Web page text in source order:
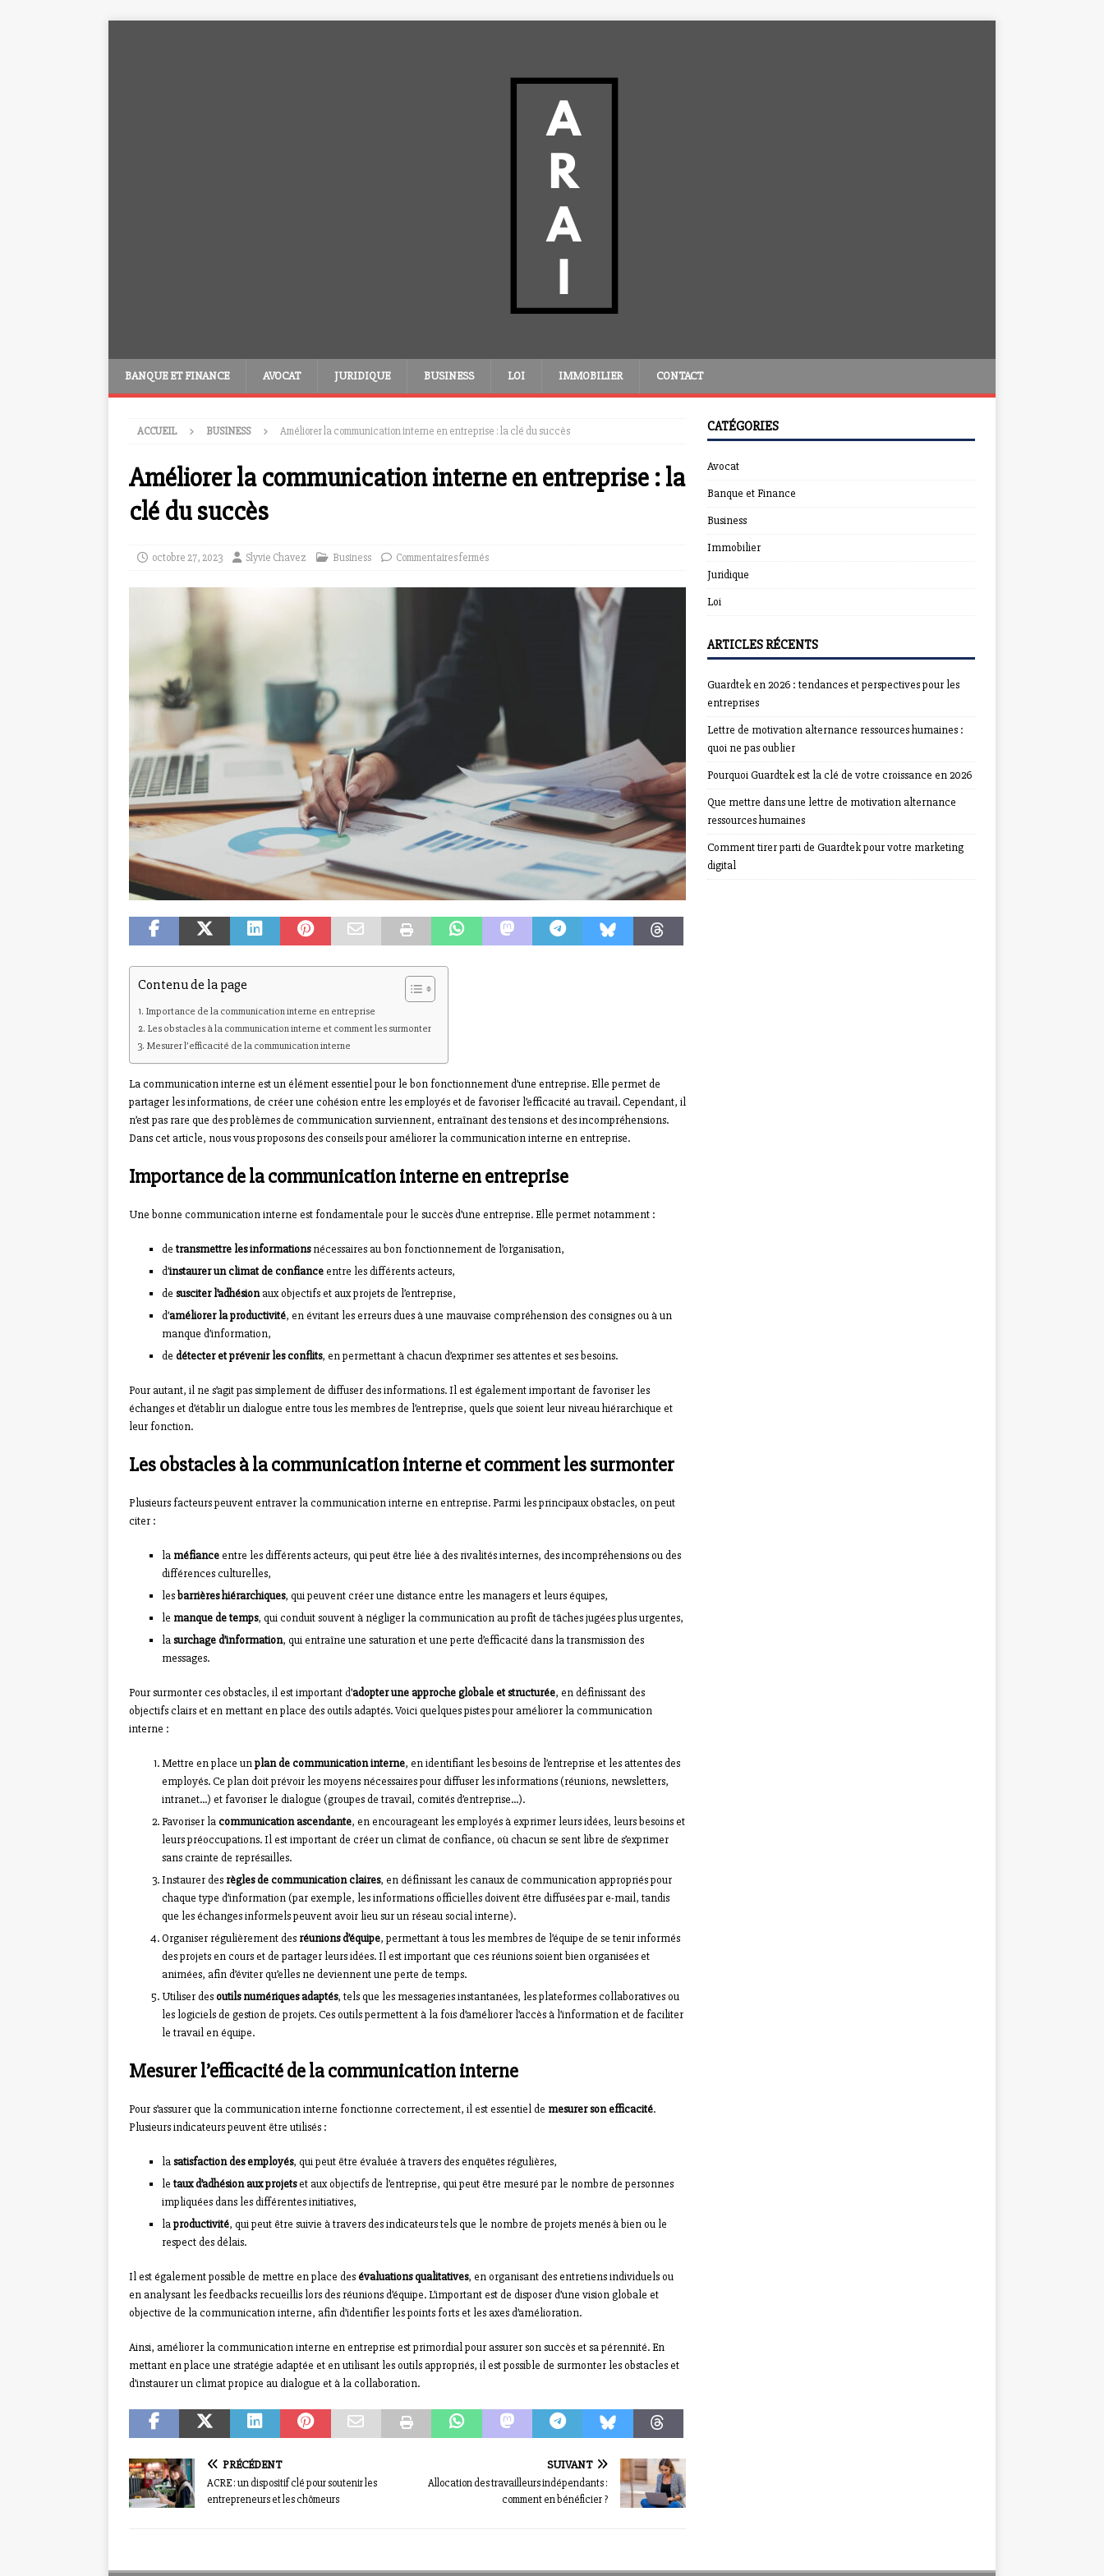
BANQUE ET FINANCE AVOCAT JURIDIQUE BUSINESS LOI IMMOBILIER CONTACT
ACCUEIL BUSINESS Améliorer la communication interne en entreprise : la clé du succès
Améliorer la communication interne en entreprise : la
clé du succès
octobre 27, 2023 Slyvie Chavez Business Commentaires fermés
Contenu de la page
Importance de la communication interne en entreprise
Les obstacles à la communication interne et comment les surmonter
Mesurer l’efficacité de la communication interne
La communication interne est un élément essentiel pour le bon fonctionnement d’une entreprise. Elle permet de
partager les informations, de créer une cohésion entre les employés et de favoriser l’efficacité au travail. Cependant, il
n’est pas rare que des problèmes de communication surviennent, entraînant des tensions et des incompréhensions.
Dans cet article, nous vous proposons des conseils pour améliorer la communication interne en entreprise.
Importance de la communication interne en entreprise
Une bonne communication interne est fondamentale pour le succès d’une entreprise. Elle permet notamment :
de transmettre les informationsnécessaires au bon fonctionnement de l’organisation,
d’instaurer un climat de confianceentre les différents acteurs,
de susciter l’adhésionaux objectifs et aux projets de l’entreprise,
d’améliorer la productivité, en évitant les erreurs dues à une mauvaise compréhension des consignes ou à un
manque d’information,
de détecter et prévenir les conflits, en permettant à chacun d’exprimer ses attentes et ses besoins.
Pour autant, il ne s’agit pas simplement de diffuser des informations. Il est également important de favoriser les
échanges et d’établir un dialogue entre tous les membres de l’entreprise, quels que soient leur niveau hiérarchique et
leur fonction.
Les obstacles à la communication interne et comment les surmonter
Plusieurs facteurs peuvent entraver la communication interne en entreprise. Parmi les principaux obstacles, on peut
citer :
la méfianceentre les différents acteurs, qui peut être liée à des rivalités internes, des incompréhensions ou des
différences culturelles,
lesbarrières hiérarchiques, qui peuvent créer une distance entre les managers et leurs équipes,
le manque de temps, qui conduit souvent à négliger la communication au profit de tâches jugées plus urgentes,
lasurchage d’information, qui entraîne une saturation et une perte d’efficacité dans la transmission des
messages.
Pour surmonter ces obstacles, il est important d’adopter une approche globale et structurée, en définissant des
objectifs clairs et en mettant en place des outils adaptés. Voici quelques pistes pour améliorer la communication
interne :
Mettre en place unplan de communication interne, en identifiant les besoins de l’entreprise et les attentes des
employés. Ce plan doit prévoir les moyens nécessaires pour diffuser les informations (réunions, newsletters,
intranet…) et favoriser le dialogue (groupes de travail, comités d’entreprise…).
Favoriser lacommunication ascendante, en encourageant les employés à exprimer leurs idées, leurs besoins et
leurs préoccupations. Il est important de créer un climat de confiance, où chacun se sent libre de s’exprimer
sans crainte de représailles.
Instaurer des règles de communication claires, en définissant les canaux de communication appropriés pour
chaque type d’information (par exemple, les informations officielles doivent être diffusées par e-mail, tandis
que les échanges informels peuvent avoir lieu sur un réseau social interne).
Organiser régulièrement des réunions d’équipe, permettant à tous les membres de l’équipe de se tenir informés
des projets en cours et de partager leurs idées. Il est important que ces réunions soient bien organisées et
animées, afin d’éviter qu’elles ne deviennent une perte de temps.
Utiliser desoutils numériques adaptés, tels que les messageries instantanées, les plateformes collaboratives ou
les logiciels de gestion de projets. Ces outils permettent à la fois d’améliorer l’accès à l’information et de faciliter
le travail en équipe.
Mesurer l’efficacité de la communication interne
Pour s’assurer que la communication interne fonctionne correctement, il est essentiel de mesurer son efficacité.
Plusieurs indicateurs peuvent être utilisés :
lasatisfaction des employés, qui peut être évaluée à travers des enquêtes régulières,
le taux d’adhésion aux projetset aux objectifs de l’entreprise, qui peut être mesuré par le nombre de personnes
impliquées dans les différentes initiatives,
laproductivité, qui peut être suivie à travers des indicateurs tels que le nombre de projets menés à bien ou le
respect des délais.
Il est également possible de mettre en place desévaluations qualitatives, en organisant des entretiens individuels ou
en analysant les feedbacks recueillis lors des réunions d’équipe. L’important est de disposer d’une vision globale et
objective de la communication interne, afin d’identifier les points forts et les axes d’amélioration.
Ainsi, améliorer la communication interne en entreprise est primordial pour assurer son succès et sa pérennité. En
mettant en place une stratégie adaptée et en utilisant les outils appropriés, il est possible de surmonter les obstacles et
d’instaurer un climat propice au dialogue et à la collaboration.
PRÉCÉDENT
ACRE : un dispositif clé pour soutenir les
entrepreneurs et les chômeurs
SUIVANT
Allocation des travailleurs indépendants :
comment en bénéficier ?
CATÉGORIES
Avocat
Banque et Finance
Business
Immobilier
Juridique
Loi
ARTICLES RÉCENTS
Guardtek en 2026 : tendances et perspectives pour les
entreprises
Lettre de motivation alternance ressources humaines :
quoi ne pas oublier
Pourquoi Guardtek est la clé de votre croissance en 2026
Que mettre dans une lettre de motivation alternance
ressources humaines
Comment tirer parti de Guardtek pour votre marketing
digital